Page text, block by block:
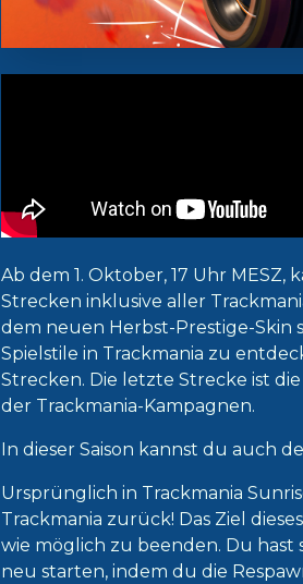
Ab dem 1. Oktober, 17 Uhr
Strecken inklusive aller
dem neuen Herbst-Prestige-Skin
Spielstile in Trackmania zu
Strecken. Die letzte Strecke ist
der Trackmania-Kampagnen.
In dieser Saison kannst du auch
Ursprünglich in Trackmania
Trackmania zurück! Das Ziel
wie möglich zu beenden. Du hast
neu starten, indem du die